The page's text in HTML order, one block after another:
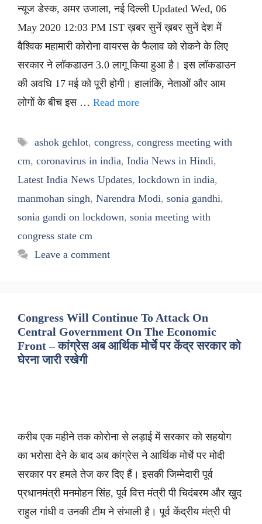
न्यूज डेस्क, अमर उजाला, नई दिल्ली Updated Wed, 06
May 2020 12:03 PM IST ख़बर सुनें ख़बर सुनें देश में
वैश्विक महामारी कोरोना वायरस के फैलाव को रोकने के लिए
सरकार ने लॉकडाउन 3.0 लागू किया हुआ है। इस लॉकडाउन
की अवधि 17 मई को पूरी होगी। हालांकि, नेताओं और आम
लोगों के बीच इस … Read more
Tags
ashok gehlot, congress, congress meeting with
cm, coronavirus in india, India News in Hindi,
Latest India News Updates, lockdown in india,
manmohan singh, Narendra Modi, sonia gandhi,
sonia gandi on lockdown, sonia meeting with
congress state cm
Leave a comment
Congress Will Continue To Attack On
Central Government On The Economic
Front – कांग्रेस अब आर्थिक मोर्चे पर केंद्र सरकार को
घेरना जारी रखेगी
करीब एक महीने तक कोरोना से लड़ाई में सरकार को सहयोग
का भरोसा देने के बाद अब कांग्रेस ने आर्थिक मोर्चे पर मोदी
सरकार पर हमले तेज कर दिए हैं। इसकी जिम्मेदारी पूर्व
प्रधानमंत्री मनमोहन सिंह, पूर्व वित्त मंत्री पी चिदंबरम और खुद
राहुल गांधी व उनकी टीम ने संभाली है। पूर्व केंद्रीय मंत्री पी